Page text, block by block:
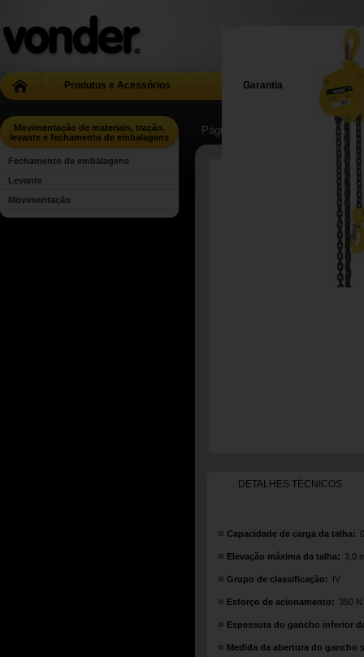
Produtos e Acessórios Garantia
Movimentação de materiais, tração,
levante e fechamento de embalagens
Fechamento de embalagens
Levante
Movimentação
Página Inicial |
DETALHES TÉCNICOS
Capacidade de carga da talha:
Elevação máxima da talha: 3,0
Grupo de classificação: IV
Esforço de acionamento: 350 N
Espessura do gancho inferior
Medida da abertura do gancho